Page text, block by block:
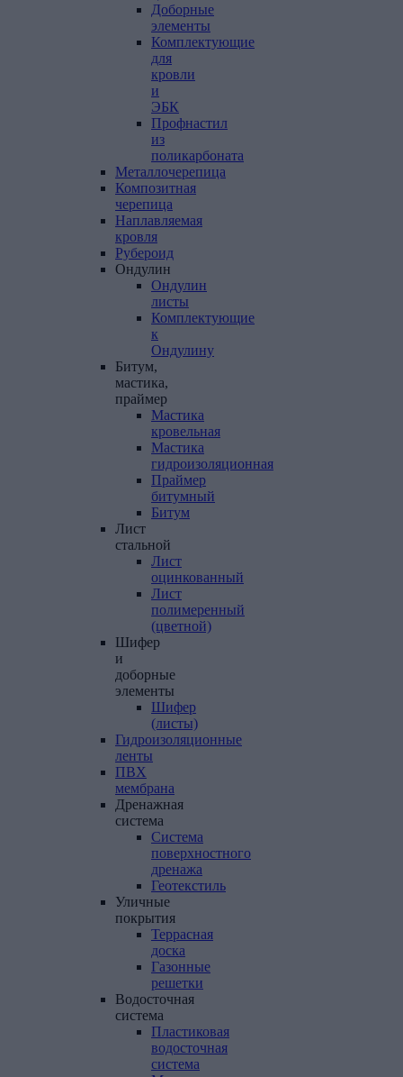
Доборные
элементы
Комплектующие
для
кровли
и
ЭБК
Профнастил
из
поликарбоната
Металлочерепица
Композитная
черепица
Наплавляемая
кровля
Рубероид
Ондулин
Ондулин
листы
Комплектующие
к
Ондулину
Битум,
мастика,
праймер
Мастика
кровельная
Мастика
гидроизоляционная
Праймер
битумный
Битум
Лист
стальной
Лист
оцинкованный
Лист
полимеренный
(цветной)
Шифер
и
доборные
элементы
Шифер
(листы)
Гидроизоляционные
ленты
ПВХ
мембрана
Дренажная
система
Система
поверхностного
дренажа
Геотекстиль
Уличные
покрытия
Террасная
доска
Газонные
решетки
Водосточная
система
Пластиковая
водосточная
система